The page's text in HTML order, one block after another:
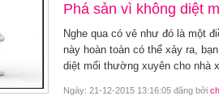
Phá sản vì không diệt
Nghe qua có vẻ như đó là một
này hoàn toàn có thể xảy ra,
diệt mối thường xuyên cho nhà
Ngày: 21-12-2015 13:16:05 đăng bởi